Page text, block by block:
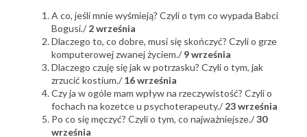
A co, jeśli mnie wyśmieją? Czyli o tym co wypada Babci
Bogusi./ 2 września
Dlaczego to, co dobre, musi się skończyć? Czyli o grze
komputerowej zwanej życiem./ 9 września
Dlaczego czuję się jak w potrzasku? Czyli o tym, jak
zrzucić kostium./ 16 września
Czy ja w ogóle mam wpływ na rzeczywistość? Czyli o
fochach na kozetce u psychoterapeuty./ 23 września
Po co się męczyć? Czyli o tym, co najważniejsze./30
września